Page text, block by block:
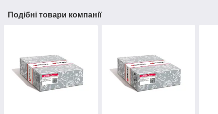
Подібні товари компанії